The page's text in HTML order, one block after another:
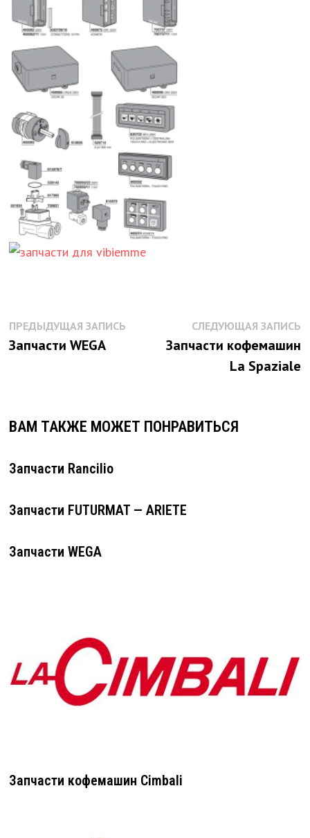
Навигация
по
ПРЕДЫДУЩАЯ ЗАПИСЬ Предыдущая
Запчасти WEGA
СЛЕДУЮЩАЯ ЗАПИСЬ
Запчасти кофемашин
La Spaziale
ВАМ ТАКЖЕ МОЖЕТ ПОНРАВИТЬСЯ
Запчасти Rancilio
Запчасти FUTURMAT — ARIETE
Запчасти WEGA
Запчасти кофемашин Cimbali